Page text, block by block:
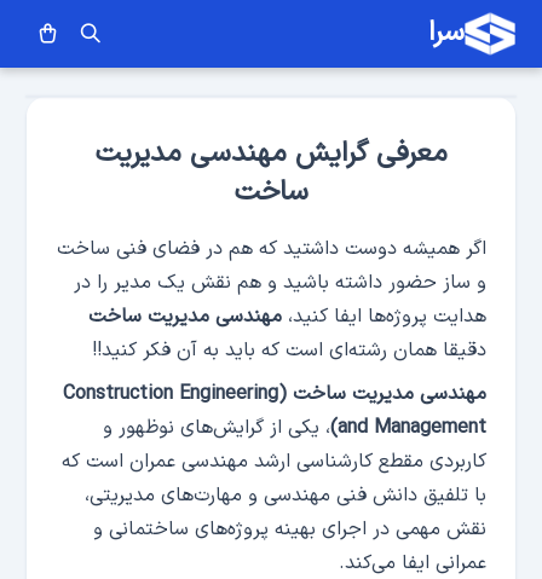
سرا
معرفی گرایش مهندسی مدیریت
ساخت
اگر همیشه دوست داشتید که هم در فضای فنی ساخت
و ساز حضور داشته باشید و هم نقش یک مدیر را در
هدایت پروژه‌­ها ایفا کنید،مهندسی مدیریت ساخت
دقیقا همان رشته‌­ای است که باید به آن فکر کنید!!
مهندسی مدیریت ساخت (Construction Engineering
and Management) ، یکی از گرایش‌­های نوظهور و
کاربردی مقطع کارشناسی ارشد مهندسی عمران است که
با تلفیق دانش فنی مهندسی و مهارت­‌های مدیریتی،
نقش مهمی در اجرای بهینه پروژه­‌های ساختمانی و
عمرانی ایفا می­‌کند.